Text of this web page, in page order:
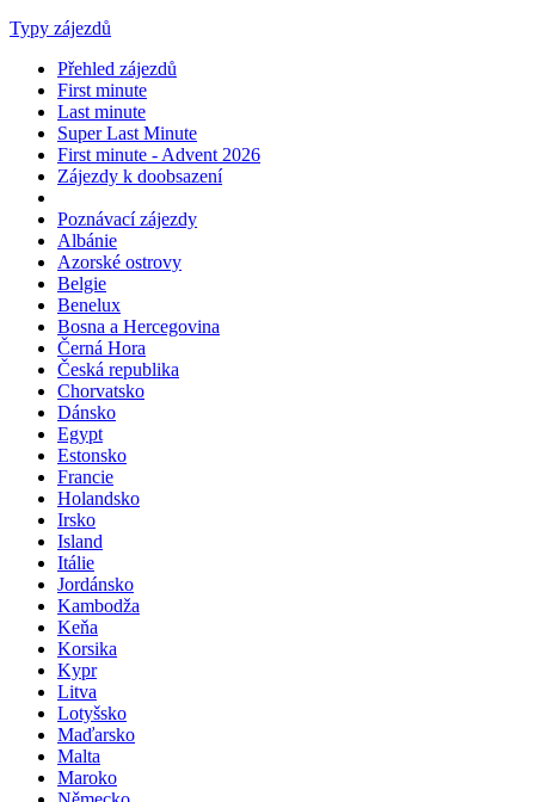
Typy zájezdů
Přehled zájezdů
First minute
Last minute
Super Last Minute
First minute - Advent 2026
Zájezdy k doobsazení
Poznávací zájezdy
Albánie
Azorské ostrovy
Belgie
Benelux
Bosna a Hercegovina
Černá Hora
Česká republika
Chorvatsko
Dánsko
Egypt
Estonsko
Francie
Holandsko
Irsko
Island
Itálie
Jordánsko
Kambodža
Keňa
Korsika
Kypr
Litva
Lotyšsko
Maďarsko
Malta
Maroko